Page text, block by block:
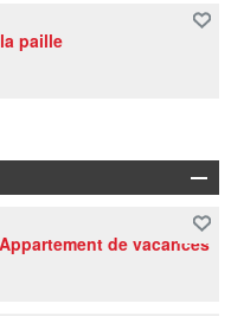
paille
de vacances